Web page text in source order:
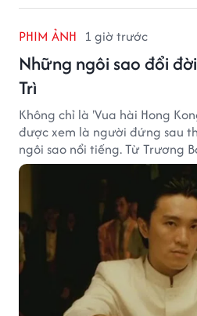
PHIM ẢNH 1 giờ trước
Những ngôi sao đổi
Trì
Không chỉ là 'Vua hài Hong
được xem là người đứng sau
ngôi sao nổi tiếng. Từ Trương
không ít diễn viên đã bước
nghiệp nhờ cơ hội từ Châu Tinh